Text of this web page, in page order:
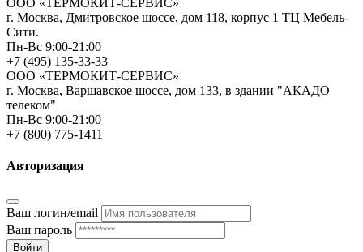
г. Москва, Дмитровское шоссе, дом 118, корпус 1 ТЦ Мебель-
Сити.
Пн-Вс 9:00-21:00
+7 (495) 135-33-33
ООО «ТЕРМОКИТ-СЕРВИС»
г. Москва, Варшавское шоссе, дом 133, в здании "АКАДО
телеком"
Пн-Вс 9:00-21:00
+7 (800) 775-1411
Авторизация
Ваш логин/email
Ваш пароль
Войти